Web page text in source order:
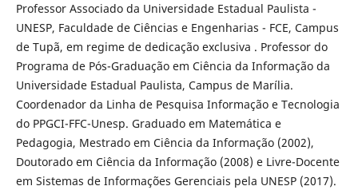
Professor Associado da Universidade Estadual Paulista -
UNESP, Faculdade de Ciências e Engenharias - FCE, Campus
de Tupã, em regime de dedicação exclusiva . Professor do
Programa de Pós-Graduação em Ciência da Informação da
Universidade Estadual Paulista, Campus de Marília.
Coordenador da Linha de Pesquisa Informação e Tecnologia
do PPGCI-FFC-Unesp. Graduado em Matemática e
Pedagogia, Mestrado em Ciência da Informação (2002),
Doutorado em Ciência da Informação (2008) e Livre-Docente
em Sistemas de Informações Gerenciais pela UNESP (2017).